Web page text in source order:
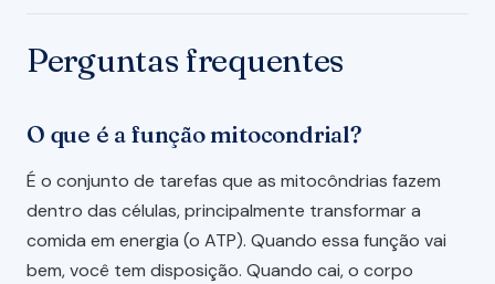
Perguntas frequentes
O que é a função mitocondrial?
É o conjunto de tarefas que as mitocôndrias fazem
dentro das células, principalmente transformar a
comida em energia (o ATP). Quando essa função vai
bem, você tem disposição. Quando cai, o corpo